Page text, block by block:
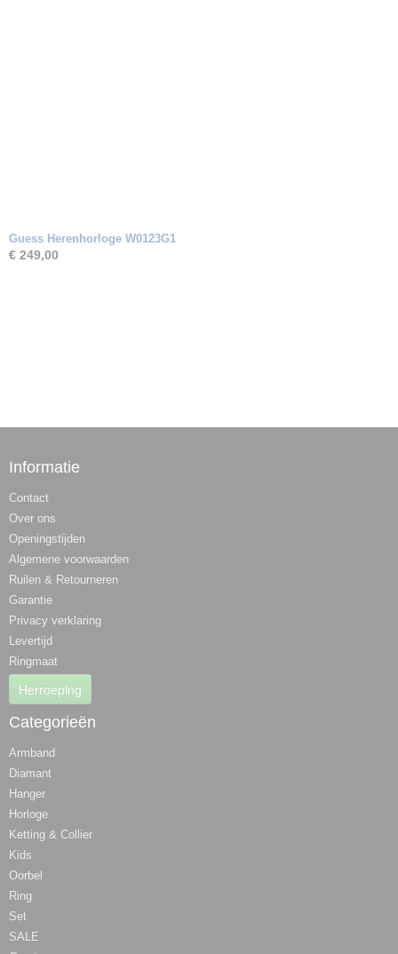
Guess Herenhorloge W0123G1
€ 249,00
Informatie
Contact
Over ons
Openingstijden
Algemene voorwaarden
Ruilen & Retourneren
Garantie
Privacy verklaring
Levertijd
Ringmaat
Herroeping
Categorieën
Armband
Diamant
Hanger
Horloge
Ketting & Collier
Kids
Oorbel
Ring
Set
SALE